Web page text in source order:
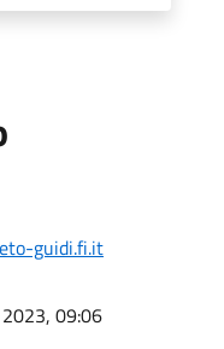
guidi.fi.it
09:06